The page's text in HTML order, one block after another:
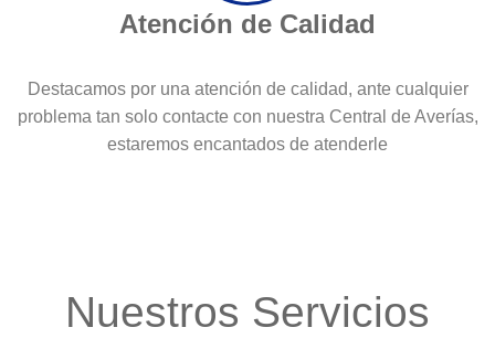
Atención de Calidad
Destacamos por una atención de calidad, ante cualquier
problema tan solo contacte con nuestra Central de Averías,
estaremos encantados de atenderle
Nuestros Servicios